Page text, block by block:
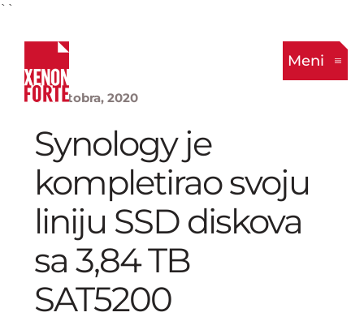
``
Meni
6. Oktobra, 2020
Synology je
kompletirao svoju
liniju SSD diskova
sa 3,84 TB
SAT5200